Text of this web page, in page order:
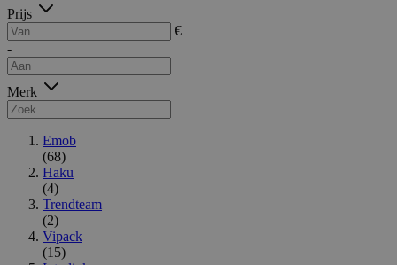
Prijs
€
-
Merk
Emob
(68)
Haku
(4)
Trendteam
(2)
Vipack
(15)